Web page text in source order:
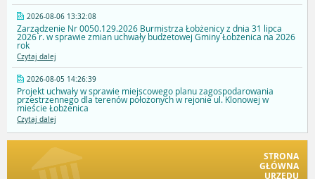
2026-08-06 13:32:08
Zarządzenie Nr 0050.129.2026 Burmistrza Łobżenicy z dnia 31 lipca
2026 r. w sprawie zmian uchwały budżetowej Gminy Łobżenica na 2026
rok
Czytaj dalej
2026-08-05 14:26:39
Projekt uchwały w sprawie miejscowego planu zagospodarowania
przestrzennego dla terenów położonych w rejonie ul. Klonowej w
mieście Łobżenica
Czytaj dalej
STRONA
GŁÓWNA
URZĘDU